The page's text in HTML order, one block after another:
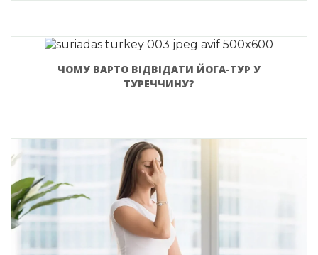
ЧОМУ ВАРТО ВІДВІДАТИ ЙОГА-ТУР У
ТУРЕЧЧИНУ?